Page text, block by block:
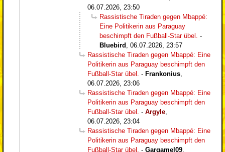
06.07.2026, 23:50
Rassistische Tiraden gegen Mbappé:
Eine Politikerin aus Paraguay
beschimpft den Fußball-Star übel. -
Bluebird , 06.07.2026, 23:57
Rassistische Tiraden gegen Mbappé: Eine
Politikerin aus Paraguay beschimpft den
Fußball-Star übel. - Frankonius,
06.07.2026, 23:06
Rassistische Tiraden gegen Mbappé: Eine
Politikerin aus Paraguay beschimpft den
Fußball-Star übel. - Argyle,
06.07.2026, 23:04
Rassistische Tiraden gegen Mbappé: Eine
Politikerin aus Paraguay beschimpft den
Fußball-Star übel. - Gargamel09,